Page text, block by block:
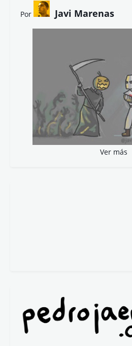
Por Javi Marenas
Ver más